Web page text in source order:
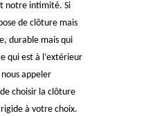
notre intimité. Si
de clôture mais
durable mais qui
qui est à l’extérieur
appeler
choisir la clôture
à votre choix.